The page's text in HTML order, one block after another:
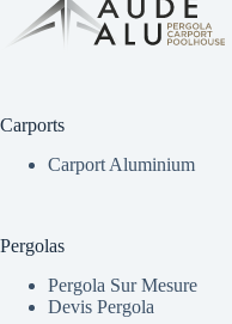
Carports
Carport Aluminium
Pergolas
Pergola Sur Mesure
Devis Pergola